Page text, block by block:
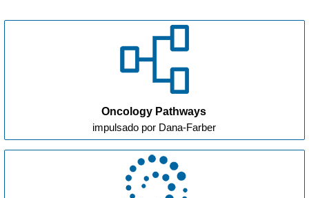
Oncology Pathways
impulsado por Dana-Farber